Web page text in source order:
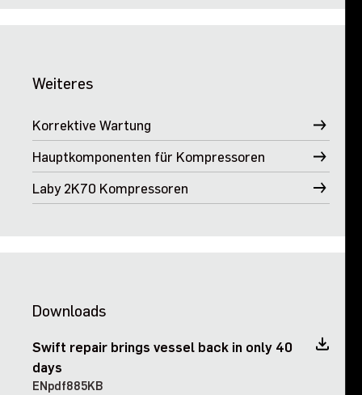
Weiteres
Korrektive Wartung
Hauptkomponenten für Kompressoren
Laby 2K70 Kompressoren
Downloads
Swift repair brings vessel back in only 40
days
ENpdf885KB